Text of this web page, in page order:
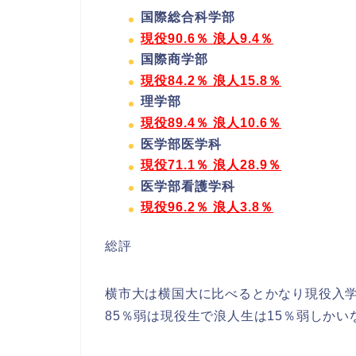
国際総合科学部
現役90.6％ 浪人9.4％
国際商学部
現役84.2％ 浪人15.8％
理学部
現役89.4％ 浪人10.6％
医学部医学科
現役71.1％ 浪人28.9％
医学部看護学科
現役96.2％ 浪人3.8％
総評
横市大は横国大に比べるとかなり現役入
85％弱は現役生で浪人生は15％弱しかい